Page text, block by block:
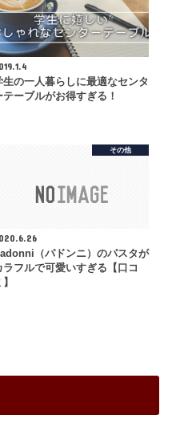
生の一人暮らしに最適なセンタ
テーブルがお得すぎる！
その他
（パドンニ）のパスタが
ラフルで可愛いすぎる【口コ